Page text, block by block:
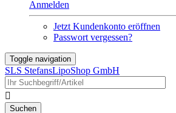
Anmelden
Jetzt Kundenkonto eröffnen
Passwort vergessen?
Toggle navigation
SLS StefansLipoShop GmbH
